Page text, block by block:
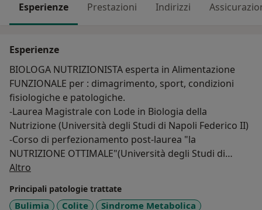
Esperienze Prestazioni Indirizzi
Esperienze
BIOLOGA NUTRIZIONISTA esperta in Alimentazione
FUNZIONALE per : dimagrimento, sport, condizioni
fisiologiche e patologiche.
-Laurea Magistrale con Lode in Biologia della
Nutrizione (Università degli Studi di Napoli Federico II)
-Corso di perfezionamento post-laurea "la
NUTRIZIONE OTTIMALE"(Università degli Studi di
Napoli Federico II)
studi, ho iniziato a vedere l’alimentazione come un
Altro
Principali patologie trattate
Bulimia Colite
Sindrome Metabolica